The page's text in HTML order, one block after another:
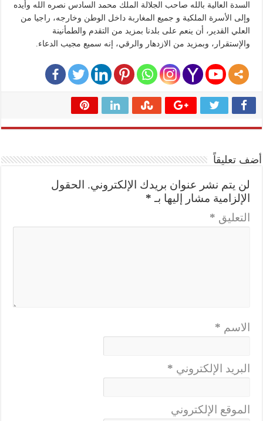
السدة العالية بالله صاحب الجلالة الملك محمد السادس نصره الله وأيده
وإلى الأسرة الملكية و جميع المغاربة داخل الوطن وخارجه، راجيا من
العلي القدير، أن ينعم على بلدنا بمزيد من التقدم والطمأنينة
والإستقرار، وبمزيد من الازدهار والرقي، إنه سميع مجيب الدعاء.
أضف تعليقاً
لن يتم نشر عنوان بريدك الإلكتروني.
الحقول
الإلزامية مشار إليها بـ *
التعليق *
الاسم *
البريد الإلكتروني *
الموقع الإلكتروني